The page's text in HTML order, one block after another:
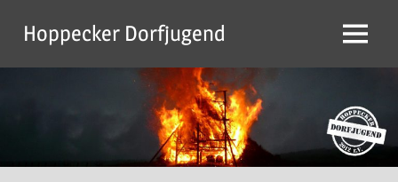
Inhalt
springen
Hoppecker Dorfjugend Menu